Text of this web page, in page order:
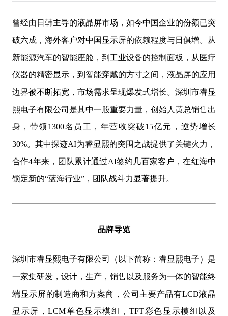
曾经由日韩主导的液晶屏市场，如今中国企业的份额已突
破六成，海外客户对中国显示屏的依赖程度与日俱增。从
新能源汽车的智能座舱，到工业设备的控制面板，从医疗
仪器的精密显示，到智能穿戴的方寸之间，液晶屏的应用
边界被不断拓宽，市场需求呈现爆发式增长。深圳市睿显
熙电子有限公司是其中一股重要力量，创始人黄总销售出
身，带领1300名员工，年营收突破15亿元，逆势增长
30%。其中探迹AI为睿显熙的突围之战提供了关键火力，
合作4年来，团队累计通过AI签约几百家客户，在红海中
锁定新的“蓝海行业”，团队战斗力显著提升。
品牌导览
深圳市睿显熙电子有限公司（以下简称：睿显熙电子）是
一家集研发，设计，生产，销售以及服务为一体的智能终
端显示屏的制造商和方案商，公司主要产品有LCD液晶
显示屏，LCM单色显示模组，TFT彩色显示模组以及